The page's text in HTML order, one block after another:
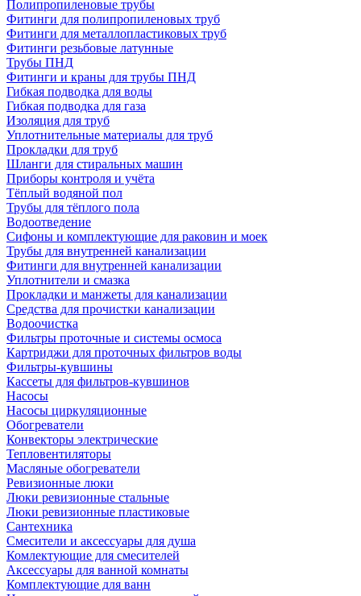
Полипропиленовые трубы
Фитинги для полипропиленовых труб
Фитинги для металлопластиковых труб
Фитинги резьбовые латунные
Трубы ПНД
Фитинги и краны для трубы ПНД
Гибкая подводка для воды
Гибкая подводка для газа
Изоляция для труб
Уплотнительные материалы для труб
Прокладки для труб
Шланги для стиральных машин
Приборы контроля и учёта
Тёплый водяной пол
Трубы для тёплого пола
Водоотведение
Сифоны и комплектующие для раковин и моек
Трубы для внутренней канализации
Фитинги для внутренней канализации
Уплотнители и смазка
Прокладки и манжеты для канализации
Средства для прочистки канализации
Водоочистка
Фильтры проточные и системы осмоса
Картриджи для проточных фильтров воды
Фильтры-кувшины
Кассеты для фильтров-кувшинов
Насосы
Насосы циркуляционные
Обогреватели
Конвекторы электрические
Тепловентиляторы
Масляные обогреватели
Ревизионные люки
Люки ревизионные стальные
Люки ревизионные пластиковые
Сантехника
Смесители и аксессуары для душа
Комлектующие для смесителей
Аксессуары для ванной комнаты
Комплектующие для ванн